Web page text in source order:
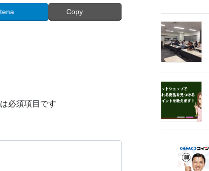
Copy
必須項目です